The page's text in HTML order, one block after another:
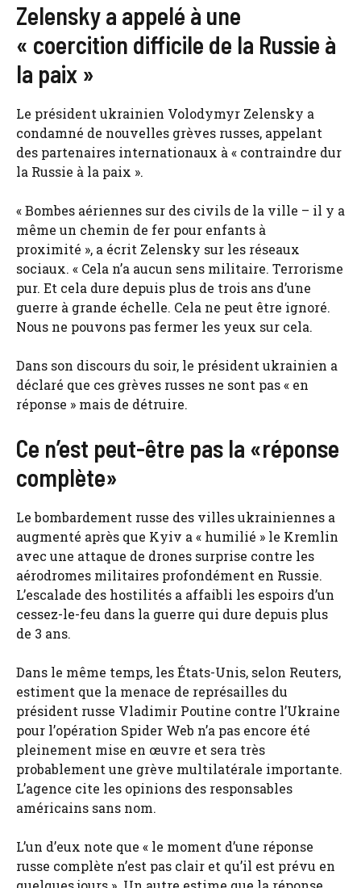
Zelensky a appelé à une
« coercition difficile de la Russie à
la paix »
Le président ukrainien Volodymyr Zelensky a
condamné de nouvelles grèves russes, appelant
des partenaires internationaux à « contraindre dur
la Russie à la paix ».
« Bombes aériennes sur des civils de la ville – il y a
même un chemin de fer pour enfants à
proximité », a écrit Zelensky sur les réseaux
sociaux. « Cela n’a aucun sens militaire. Terrorisme
pur. Et cela dure depuis plus de trois ans d’une
guerre à grande échelle. Cela ne peut être ignoré.
Nous ne pouvons pas fermer les yeux sur cela.
Dans son discours du soir, le président ukrainien a
déclaré que ces grèves russes ne sont pas « en
réponse » mais de détruire.
Ce n’est peut-être pas la «réponse
complète»
Le bombardement russe des villes ukrainiennes a
augmenté après que Kyiv a « humilié » le Kremlin
avec une attaque de drones surprise contre les
aérodromes militaires profondément en Russie.
L’escalade des hostilités a affaibli les espoirs d’un
cessez-le-feu dans la guerre qui dure depuis plus
de 3 ans.
Dans le même temps, les États-Unis, selon Reuters,
estiment que la menace de représailles du
président russe Vladimir Poutine contre l’Ukraine
pour l’opération Spider Web n’a pas encore été
pleinement mise en œuvre et sera très
probablement une grève multilatérale importante.
L’agence cite les opinions des responsables
américains sans nom.
L’un d’eux note que « le moment d’une réponse
russe complète n’est pas clair et qu’il est prévu en